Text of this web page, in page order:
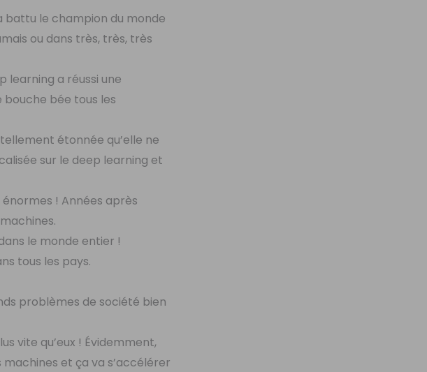
battu le champion du monde
ou dans très, très, très
learning a réussi une
bée tous les
tellement étonnée qu’elle ne
sur le deep learning et
! Années après
le monde entier !
tous les pays.
problèmes de société bien
vite qu’eux ! Évidemment,
et ça va s’accélérer